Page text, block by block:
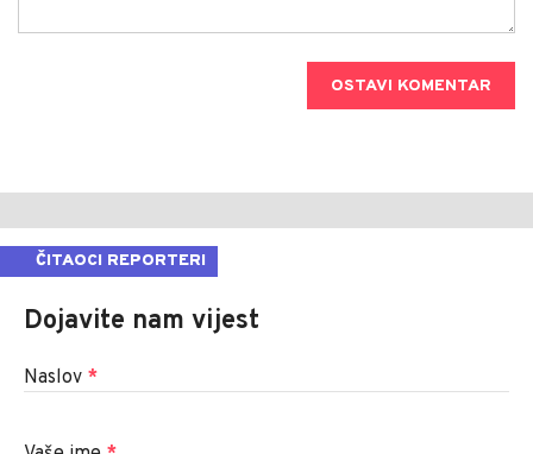
OSTAVI KOMENTAR
ČITAOCI REPORTERI
Dojavite nam vijest
Naslov *